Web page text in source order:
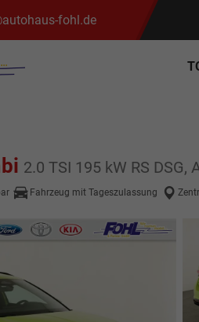
fohl.de
2.0 TSI 195 kW RS
Fahrzeug mit Tageszulassung